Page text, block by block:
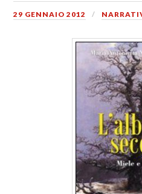
29 GENNAIO 2012